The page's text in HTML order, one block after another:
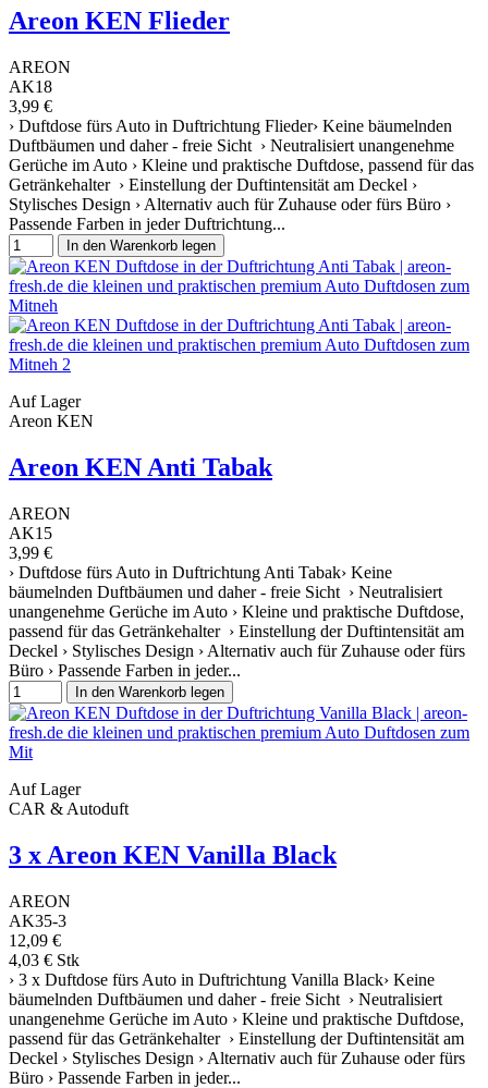
Areon KEN Flieder
AREON
AK18
3,99 €
› Duftdose fürs Auto in Duftrichtung Flieder› Keine bäumelnden
Duftbäumen und daher - freie Sicht › Neutralisiert unangenehme
Gerüche im Auto › Kleine und praktische Duftdose, passend für das
Getränkehalter › Einstellung der Duftintensität am Deckel ›
Stylisches Design › Alternativ auch für Zuhause oder fürs Büro ›
Passende Farben in jeder Duftrichtung...
In den Warenkorb legen
Auf Lager
Areon KEN
Areon KEN Anti Tabak
AREON
AK15
3,99 €
› Duftdose fürs Auto in Duftrichtung Anti Tabak› Keine
bäumelnden Duftbäumen und daher - freie Sicht › Neutralisiert
unangenehme Gerüche im Auto › Kleine und praktische Duftdose,
passend für das Getränkehalter › Einstellung der Duftintensität am
Deckel › Stylisches Design › Alternativ auch für Zuhause oder fürs
Büro › Passende Farben in jeder...
In den Warenkorb legen
Auf Lager
CAR & Autoduft
3 x Areon KEN Vanilla Black
AREON
AK35-3
12,09 €
4,03 € Stk
› 3 x Duftdose fürs Auto in Duftrichtung Vanilla Black› Keine
bäumelnden Duftbäumen und daher - freie Sicht › Neutralisiert
unangenehme Gerüche im Auto › Kleine und praktische Duftdose,
passend für das Getränkehalter › Einstellung der Duftintensität am
Deckel › Stylisches Design › Alternativ auch für Zuhause oder fürs
Büro › Passende Farben in jeder...